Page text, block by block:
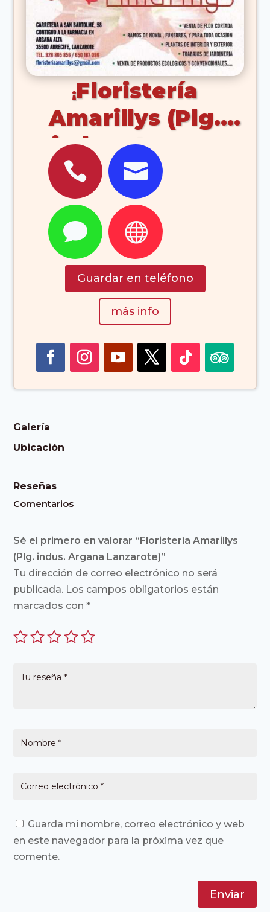
Floristería
Amarillys (Plg.
indus. Argana
Lanzarote)
 
 
Guardar en teléfono
más info
Galería
Ubicación
Reseñas
Comentarios
Sé el primero en valorar “Floristería Amarillys
(Plg. indus. Argana Lanzarote)”
Tu dirección de correo electrónico no será
publicada. Los campos obligatorios están
marcados con*
Guarda mi nombre, correo electrónico y web
en este navegador para la próxima vez que
comente.
Enviar